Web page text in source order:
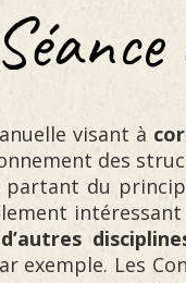
visant à
des
du
exemple. Les